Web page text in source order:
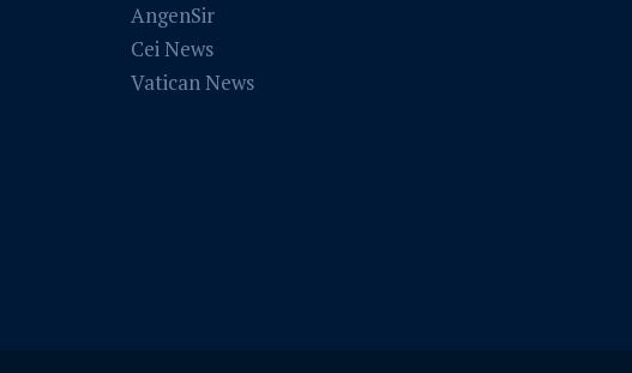
AngenSir
Cei News
Vatican News